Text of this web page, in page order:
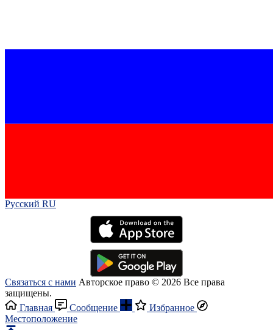
Русский RU‎
Связаться с нами Авторское право © 2026 Все права
защищены.
Главная
Сообщение
Избранное
Местоположение